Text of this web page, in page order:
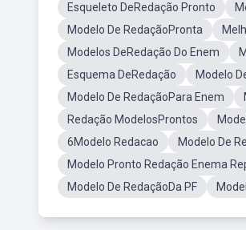
Esqueleto DeRedação Pronto
Modelo De RedaçãoPronta
Modelos DeRedação Do Enem
Esquema DeRedação
Modelo
Modelo De RedaçãoPara Enem
Redação ModelosProntos
6Modelo Redacao
Modelo De
Modelo Pronto Redação Enema
Modelo De RedaçãoDa PF